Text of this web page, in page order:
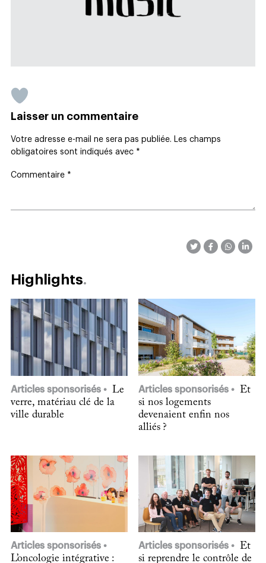
Laisser un commentaire
Votre adresse e-mail ne sera pas publiée. Les champs
obligatoires sont indiqués avec *
Commentaire *
Highlights
Articles sponsorisés
Le
verre, matériau clé de la
ville durable
Articles sponsorisés
Et
si nos logements
devenaient enfin nos
alliés ?
Articles sponsorisés
L’oncologie intégrative :
Articles sponsorisés
Et
si reprendre le contrôle de